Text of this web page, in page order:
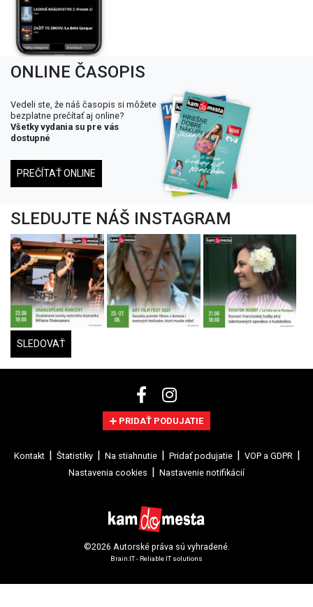
ONLINE ČASOPIS
Vedeli ste, že náš časopis si môžete
bezplatne prečítať aj online?
Všetky vydania su pre vás
dostupné
PREČÍTAŤ ONLINE
SLEDUJTE NÁŠ INSTAGRAM
SLEDOVAŤ
PRIDAŤ PODUJATIE
Kontakt Štatistiky Na stiahnutie Pridať podujatie
VOP a GDPR
Nastavenia cookies
Nastavenie notifikácií
©2026 Autorské práva sú vyhradené.
Brain:IT - Reliable IT solutions